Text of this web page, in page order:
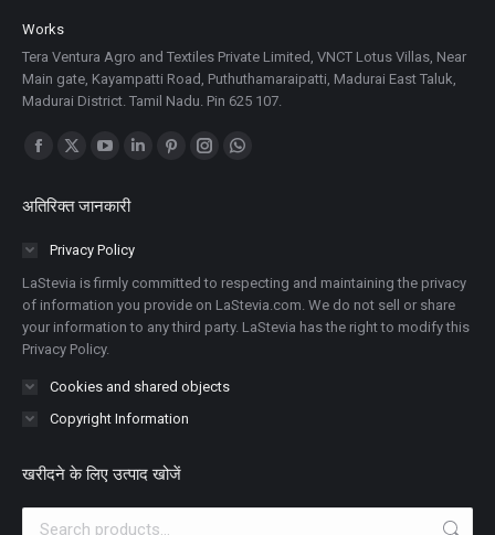
Works
Tera Ventura Agro and Textiles Private Limited, VNCT Lotus Villas, Near
Main gate, Kayampatti Road, Puthuthamaraipatti, Madurai East Taluk,
Madurai District. Tamil Nadu. Pin 625 107.
Find us on:
नई
विंडो
खुलता
है
नई
विंडो
खुलता
है
नई
विंडो
खुलता
है
Linkedin
खुलता
है
Pinterest
खुलता
है
Instagram
खुलता
है
Whatsapp
खुलता
है
अतिरिक्त जानकारी
Privacy Policy
LaStevia is firmly committed to respecting and maintaining the privacy
of information you provide on LaStevia.com. We do not sell or share
your information to any third party. LaStevia has the right to modify this
Privacy Policy.
Cookies and shared objects
Copyright Information
खरीदने के लिए उत्पाद खोजें